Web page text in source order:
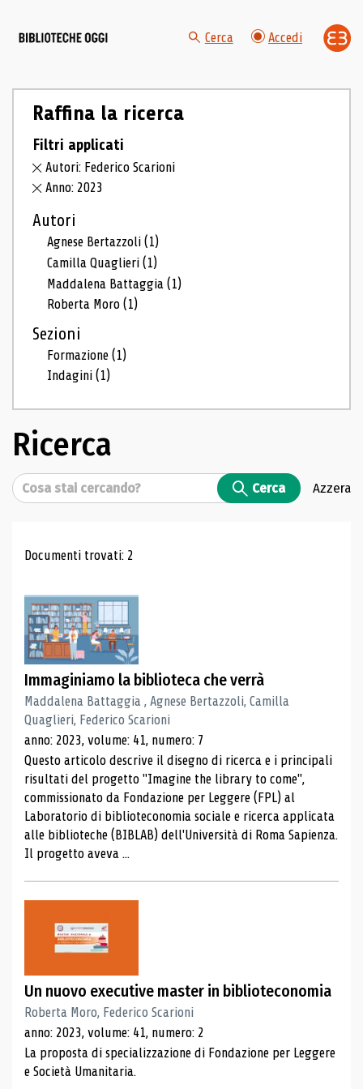
Cerca Accedi
Raffina la ricerca
Filtri applicati
Autori: Federico Scarioni
Anno: 2023
Autori
Agnese Bertazzoli(1)
Camilla Quaglieri(1)
Maddalena Battaggia(1)
Roberta Moro(1)
Sezioni
Formazione(1)
Indagini(1)
Ricerca
Cerca Cerca Azzera
Risultati di ricerca
Documenti trovati: 2
Immaginiamo la biblioteca che verrà
Maddalena Battaggia , Agnese Bertazzoli, Camilla
Quaglieri, Federico Scarioni
anno: 2023, volume: 41, numero: 7
Questo articolo descrive il disegno di ricerca e i principali
risultati del progetto "Imagine the library to come",
commissionato da Fondazione per Leggere (FPL) al
Laboratorio di biblioteconomia sociale e ricerca applicata
alle biblioteche (BIBLAB) dell'Università di Roma Sapienza.
Il progetto aveva ...
Un nuovo executive master in biblioteconomia
Roberta Moro, Federico Scarioni
anno: 2023, volume: 41, numero: 2
La proposta di specializzazione di Fondazione per Leggere
e Società Umanitaria.